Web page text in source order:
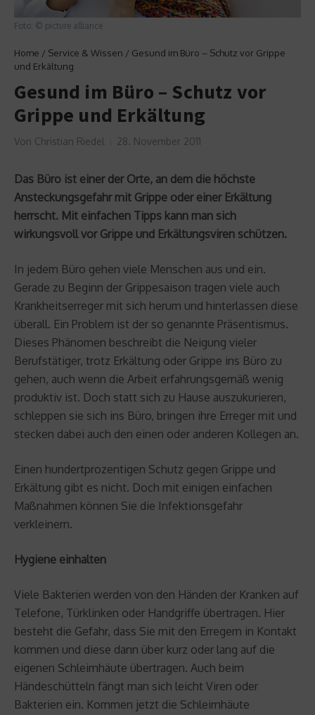
Foto: © picture alliance
Home / Service & Wissen / Gesund im Büro – Schutz vor Grippe
und Erkältung
Gesund im Büro – Schutz vor
Grippe und Erkältung
Von Christian Riedel 28. November 2011
Das Büro ist einer der Orte, an dem die höchste
Ansteckungsgefahr mit Grippe oder einer Erkältung
herrscht. Mit einfachen Tipps kann man sich
wirkungsvoll vor Grippe und Erkältungsviren schützen.
In jedem Büro gehen viele Menschen aus und ein.
Gerade zu Beginn der Grippesaison tragen viele auch
Krankheitserreger mit sich herum und hinterlassen diese
überall. Ein Problem ist der so genannte Präsentismus.
Dieses Phänomen beschreibt die Neigung vieler
Berufstätiger, trotz Erkältung oder Grippe ins Büro zu
gehen, auch wenn die Arbeit erfahrungsgemäß wenig
produktiv ist. Doch statt sich zu Hause auszukurieren,
schleppen sie sich ins Büro, bringen ihre Erreger mit und
stecken dabei auch den einen oder anderen Kollegen an.
Einen hundertprozentigen Schutz gegen Grippe und
Erkältung gibt es nicht. Doch mit einigen einfachen
Maßnahmen können Sie die Infektionsgefahr
verkleinern.
Hygiene einhalten
Viele Bakterien werden von den Händen der Kranken auf
Telefone, Türklinken oder Handgriffe übertragen. Hier
besteht die Gefahr, dass Sie mit den Erregern in Kontakt
kommen und diese dann über kurz oder lang auf die
eigenen Schleimhäute übertragen. Auch beim
Händeschütteln fängt man sich leicht Viren oder
Bakterien ein. Kommen jetzt die Schleimhäute